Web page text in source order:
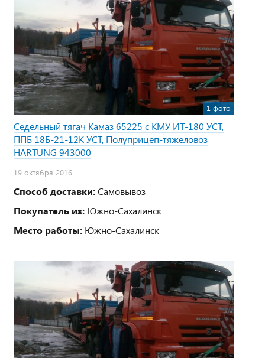
1 фото
Седельный тягач Камаз 65225 с КМУ ИТ-180 УСТ,
ППБ 18Б-21-12К УСТ, Полуприцеп-тяжеловоз
HARTUNG 943000
19 октября 2016
Способ доставки:Самовывоз
Покупатель из: Южно-Сахалинск
Место работы: Южно-Сахалинск